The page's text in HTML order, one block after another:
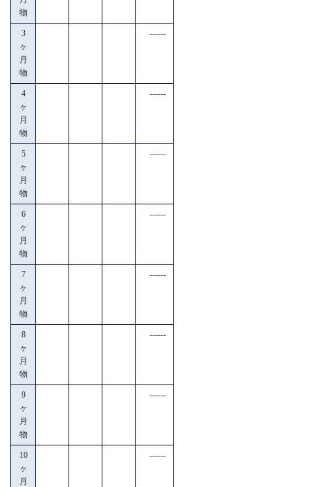
物
3
ヶ
月
物
------
4
ヶ
月
物
------
5
ヶ
月
物
------
6
ヶ
月
物
------
7
ヶ
月
物
------
8
ヶ
月
物
------
9
ヶ
月
物
------
10
ヶ
月
------